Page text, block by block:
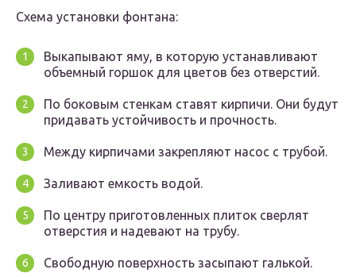
Схема установки фонтана:
Выкапывают яму, в которую устанавливают
объемный горшок для цветов без отверстий.
По боковым стенкам ставят кирпичи. Они будут
придавать устойчивость и прочность.
Между кирпичами закрепляют насос с трубой.
Заливают емкость водой.
По центру приготовленных плиток сверлят
отверстия и надевают на трубу.
Свободную поверхность засыпают галькой.